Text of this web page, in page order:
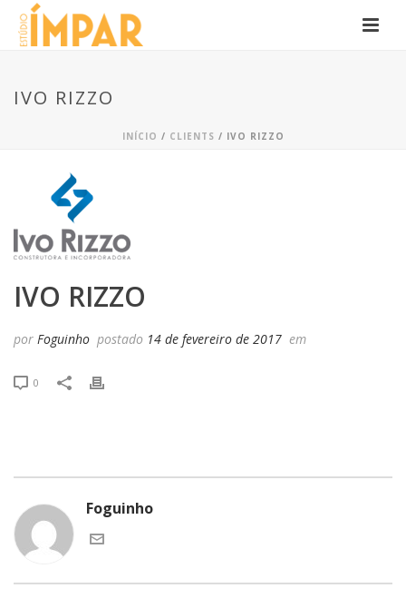
IVO RIZZO
INÍCIO / CLIENTS / IVO RIZZO
IVO RIZZO
por Foguinho postado 14 de fevereiro de 2017 em
0
Foguinho